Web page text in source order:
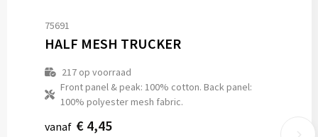
75691
HALF MESH TRUCKER
217op voorraad
Front panel & peak: 100% cotton. Back panel:
100% polyester mesh fabric.
vanaf € 4,45